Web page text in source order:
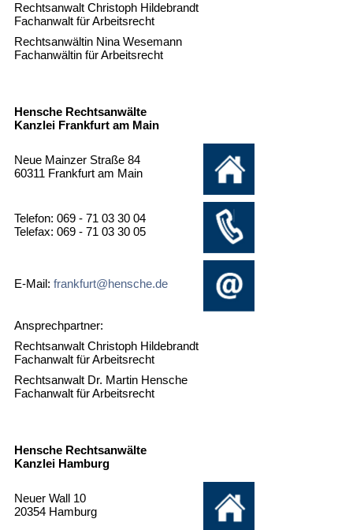
Rechtsanwalt Christoph Hildebrandt
Fachanwalt für Arbeitsrecht
Rechtsanwältin Nina Wesemann
Fachanwältin für Arbeitsrecht
Hensche Rechtsanwälte
Kanzlei Frankfurt am Main
Neue Mainzer Straße 84
60311 Frankfurt am Main
Telefon: 069 - 71 03 30 04
Telefax: 069 - 71 03 30 05
E-Mail: frankfurt@hensche.de
Ansprechpartner:
Rechtsanwalt Christoph Hildebrandt
Fachanwalt für Arbeitsrecht
Rechtsanwalt Dr. Martin Hensche
Fachanwalt für Arbeitsrecht
Hensche Rechtsanwälte
Kanzlei Hamburg
Neuer Wall 10
20354 Hamburg